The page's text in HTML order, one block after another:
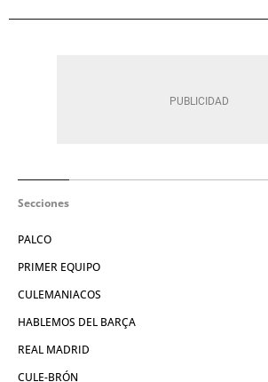
Secciones
PALCO
PRIMER EQUIPO
CULEMANIACOS
HABLEMOS DEL BARÇA
REAL MADRID
CULE-BRÓN